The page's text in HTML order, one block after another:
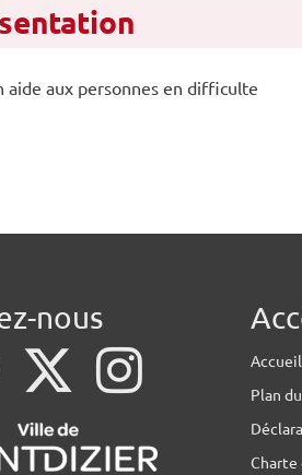
aide aux personnes en difficulte
nous
Accueil
Plan